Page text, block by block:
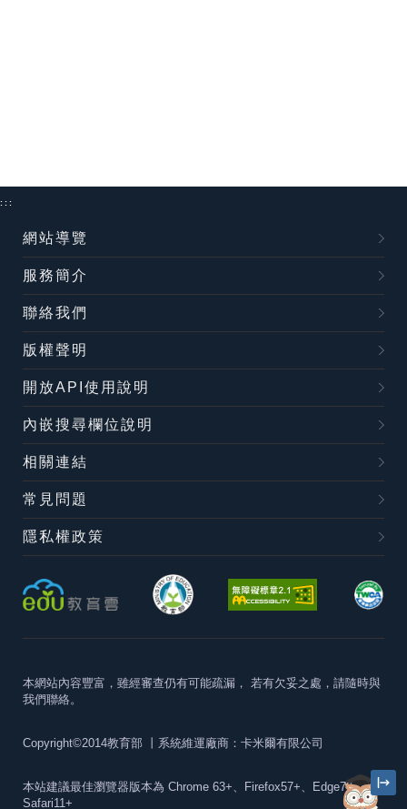
:::
網站導覽
服務簡介
聯絡我們
版權聲明
開放API使用說明
內嵌搜尋欄位說明
相關連結
常見問題
隱私權政策
本網站內容豐富，雖經審查仍有可能疏漏， 若有欠妥之處，請隨時與
我們聯絡。
Copyright©2014教育部 丨系統維運廠商：卡米爾有限公司
本站建議最佳瀏覽器版本為 Chrome 63+、Firefox57+、Edge79+及
Safari11+